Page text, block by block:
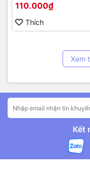
110.000₫
Thích
Xem
Kết